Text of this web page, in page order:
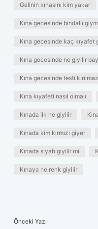
Gelinin kınasını kim yakar
Kına gecesinde bindallı
Kına gecesinde kaç kıyafet
Kına gecesinde ne giyilir
Kına gecesinde testi
Kına kıyafeti nasıl olmalı
Kınada ilk ne giyilir
Kınada kim kırmızı giyer
Kınada siyah giyilir mi
Kınaya ne renk giyilir
Önceki Yazı